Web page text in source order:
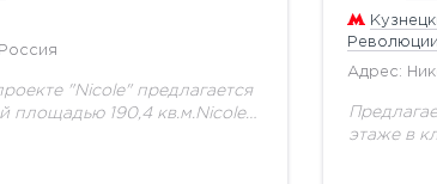
"Nicole" предлагается
площадью 190,4 кв.м.Nicole -
Революции
Адрес:
этаже в